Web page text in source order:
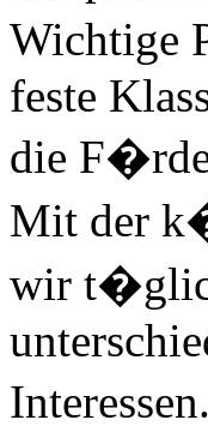
Wichtige
feste
die
Mit der
wir